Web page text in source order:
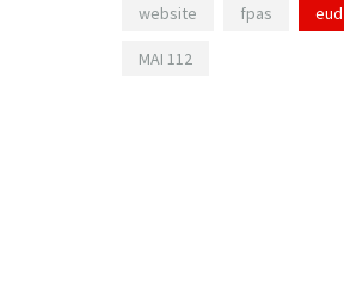
website fpas eud
MAI 112